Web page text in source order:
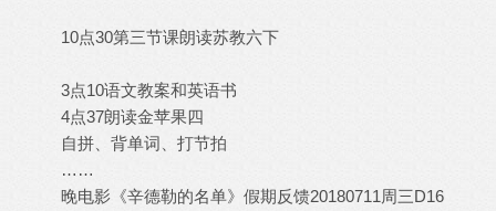
10点30第三节课朗读苏教六下
3点10语文教案和英语书
4点37朗读金苹果四
自拼、背单词、打节拍
……
晚电影《辛德勒的名单》假期反馈20180711周三D16